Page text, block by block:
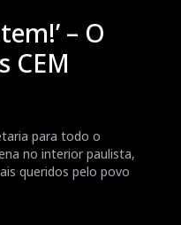
– O
CEM
para todo o
no interior paulista,
queridos pelo povo